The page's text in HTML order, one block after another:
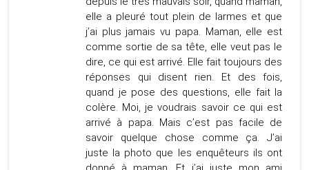
elle a pleuré tout plein de larmes et que
j’ai plus jamais vu papa. Maman, elle est
comme sortie de sa tête, elle veut pas le
dire, ce qui est arrivé. Elle fait toujours des
réponses qui disent rien. Et des fois,
quand je pose des questions, elle fait la
colère. Moi, je voudrais savoir ce qui est
arrivé à papa. Mais c’est pas facile de
savoir quelque chose comme ça. J’ai
juste la photo que les enquêteurs ils ont